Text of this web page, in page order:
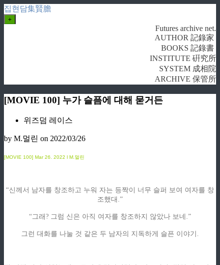
집현담集賢膽
+
Futures archive net.
AUTHOR 記錄家
BOOKS 記錄書
INSTITUTE 硏究所
SYSTEM 成相院
ARCHIVE 保管所
[MOVIE 100] 누가 슬픔에 대해 묻거든
위즈덤 레이스
by M.멀린 on 2022/03/26
[MOVIE 100] Mar26. 2022 l M.멀린
“신께서 남자를 창조하고 누워 자는 등짝이 너무 슬퍼 보여 여자를 창
조했대.”
“그래? 그럼 신은 아직 여자를 창조하지 않았나 보네.”
그런 대화를 나눌 것 같은 두 남자의 지독하게 슬픈 이야기.